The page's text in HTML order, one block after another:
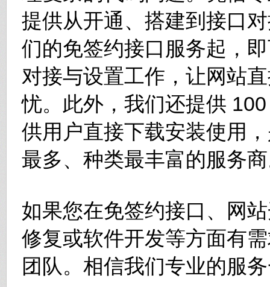
提供从开通、搭建到接口
们的免签约接口服务起，
对接与设置工作，让网站
忧。此外，我们还提供
供用户直接下载安装使用
最多、种类最丰富的服务
如果您在免签约接口、网
修复或软件开发等方面有
团队。相信我们专业的服